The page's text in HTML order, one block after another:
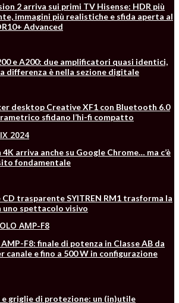
2 arriva sui primi TV Hisense: HDR più
immagini più realistiche e sfida aperta al
Advanced
e A200: due amplificatori quasi identici,
differenza è nella sezione digitale
desktop Creative XF1 con Bluetooth 6.0
sfidano l’hi-fi compatto
arriva anche su Google Chrome… ma c’è
fondamentale
trasparente SYITREN RM1 trasforma la
uno spettacolo visivo
F8: finale di potenza in Classe AB da
canale e fino a 500 W in configurazione
griglie di protezione: un (in)utile